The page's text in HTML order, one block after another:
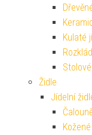
Kulaté
Židle
Jídelní